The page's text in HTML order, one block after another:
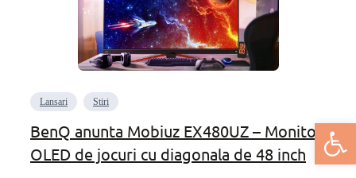
Deschide
Lansari Stiri
BenQ anunta Mobiuz EX480UZ – Monitor
OLED de jocuri cu diagonala de 48 inch